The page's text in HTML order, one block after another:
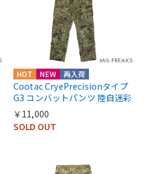
HOT NEW 再入荷
Cootac CryePrecisionタイプ
G3 コンバットパンツ 陸自迷彩
￥11,000
SOLD OUT